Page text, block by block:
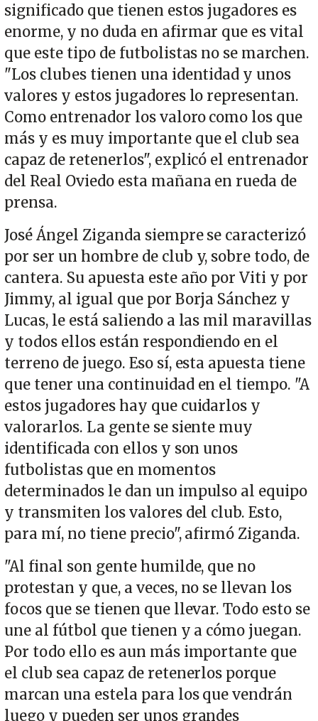
significado que tienen estos jugadores es
enorme, y no duda en afirmar que es vital
que este tipo de futbolistas no se marchen.
"Los clubes tienen una identidad y unos
valores y estos jugadores lo representan.
Como entrenador los valoro como los que
más y es muy importante que el club sea
capaz de retenerlos", explicó el entrenador
del Real Oviedo esta mañana en rueda de
prensa.
José Ángel Ziganda siempre se caracterizó
por ser un hombre de club y, sobre todo, de
cantera. Su apuesta este año por Viti y por
Jimmy, al igual que por Borja Sánchez y
Lucas, le está saliendo a las mil maravillas
y todos ellos están respondiendo en el
terreno de juego. Eso sí, esta apuesta tiene
que tener una continuidad en el tiempo. "A
estos jugadores hay que cuidarlos y
valorarlos. La gente se siente muy
identificada con ellos y son unos
futbolistas que en momentos
determinados le dan un impulso al equipo
y transmiten los valores del club. Esto,
para mí, no tiene precio", afirmó Ziganda.
"Al final son gente humilde, que no
protestan y que, a veces, no se llevan los
focos que se tienen que llevar. Todo esto se
une al fútbol que tienen y a cómo juegan.
Por todo ello es aun más importante que
el club sea capaz de retenerlos porque
marcan una estela para los que vendrán
luego y pueden ser unos grandes